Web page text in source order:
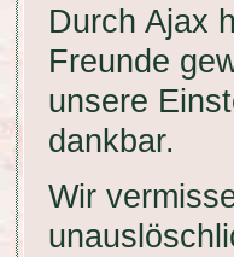
Durch Ajax
Freunde
unsere
dankbar.
Wir